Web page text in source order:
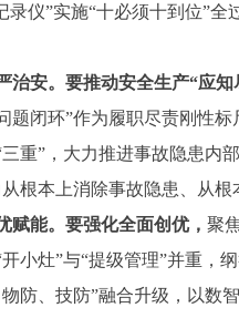
录仪”实施“十必须十到位”
治安。要推动安全生产“应知
闭环”作为履职尽责刚性
重”，大力推进事故隐患内
根本上消除事故隐患、从根
赋能。要强化全面创优， 聚
小灶”与“提级管理”并重，
防、技防”融合升级，以数